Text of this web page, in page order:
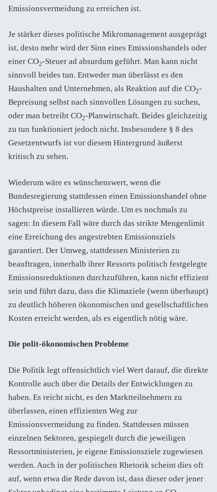
Emissionsvermeidung zu erreichen ist.
Je stärker dieses politische Mikromanagement ausgeprägt
ist, desto mehr wird der Sinn eines Emissionshandels oder
einer CO2-Steuer ad absurdum geführt. Man kann nicht
sinnvoll beides tun. Entweder man überlässt es den
Haushalten und Unternehmen, als Reaktion auf die CO2-
Bepreisung selbst nach sinnvollen Lösungen zu suchen,
oder man betreibt CO2-Planwirtschaft. Beides gleichzeitig
zu tun funktioniert jedoch nicht. Insbesondere § 8 des
Gesetzentwurfs ist vor diesem Hintergrund äußerst
kritisch zu sehen.
Wiederum wäre es wünschenswert, wenn die
Bundesregierung stattdessen einen Emissionshandel ohne
Höchstpreise installieren würde. Um es nochmals zu
sagen: In diesem Fall wäre durch das strikte Mengenlimit
eine Erreichung des angestrebten Emissionsziels
garantiert. Der Umweg, stattdessen Ministerien zu
beauftragen, innerhalb ihrer Ressorts politisch festgelegte
Emissionsreduktionen durchzuführen, kann nicht effizient
sein und führt dazu, dass die Klimaziele (wenn überhaupt)
zu deutlich höheren ökonomischen und gesellschaftlichen
Kosten erreicht werden, als es eigentlich nötig wäre.
Die polit-ökonomischen Probleme
Die Politik legt offensichtlich viel Wert darauf, die direkte
Kontrolle auch über die Details der Entwicklungen zu
haben. Es reicht nicht, es den Marktteilnehmern zu
überlassen, einen effizienten Weg zur
Emissionsvermeidung zu finden. Stattdessen müssen
einzelnen Sektoren, gespiegelt durch die jeweiligen
Ressortministerien, je eigene Emissionsziele zugewiesen
werden. Auch in der politischen Rhetorik scheint dies oft
auf, wenn etwa die Rede davon ist, dass dieser oder jener